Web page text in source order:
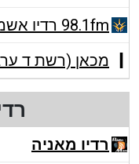
98.1fm רדיו אשמס
מכאן (רשת ד
רדיו מאניה